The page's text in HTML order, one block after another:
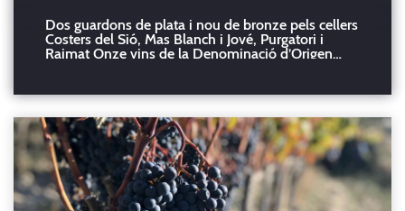
Dos guardons de plata i nou de bronze pels cellers
Costers del Sió, Mas Blanch i Jové, Purgatori i
Raimat Onze vins de la Denominació d’Origen
reconeguts pels prestigiosos premis Decanter